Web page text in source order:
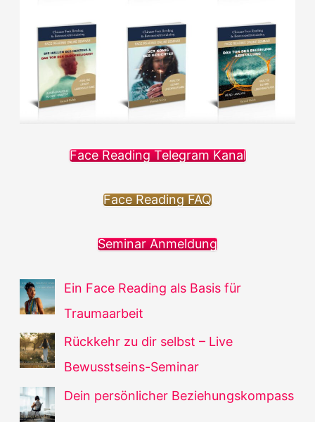
Face Reading Telegram Kanal
Face Reading FAQ
Seminar Anmeldung
Ein Face Reading als Basis für
Traumaarbeit
Rückkehr zu dir selbst – Live
Bewusstseins-Seminar
Dein persönlicher Beziehungskompass